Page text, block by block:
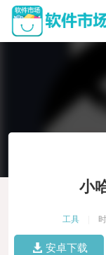
小
工具
安卓下载